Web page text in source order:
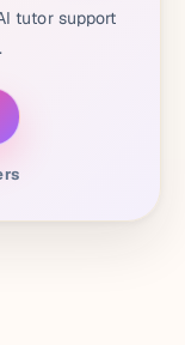
tutor support